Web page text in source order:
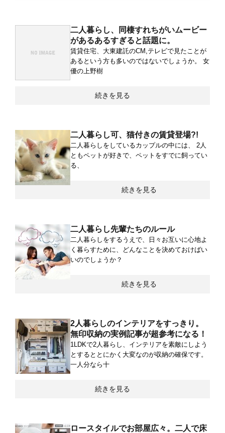
二人暮らし、同棲すれちがいムービー
があるあるすぎると話題に。
賃貸住宅、大東建託のCM,テレビで見たことが
あるという方も多いのではないでしょうか。 女
優の上野樹
続きを見る
二人暮らし可、猫付きの賃貸登場?!
二人暮らしをしているカップルの中には、 2人
ともペットが好きで、ペットをすでに飼ってい
る、
続きを見る
二人暮らし先輩たちのルール
二人暮らしをするうえで、日々お互いに心地よ
く暮らすために、どんなことを決めておけばい
いのでしょうか？
続きを見る
2人暮らしのインテリアをすっきり。
無印収納の実例記事が超参考になる！
1LDKで2人暮らし、インテリアを素敵にしよう
とするととにかく大変なのが収納の確保です。
一人分なら十
続きを見る
ロースタイルでお部屋広々。二人で床